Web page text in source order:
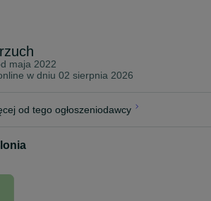
kurierem na terenie całej Polski, w pełnej
przepisami prawa.
uprawnienia oraz zawartą umowę, które
przewóz żywych zwierząt.
maja 2022
w dniu 02 sierpnia 2026
od tego ogłoszeniodawcy